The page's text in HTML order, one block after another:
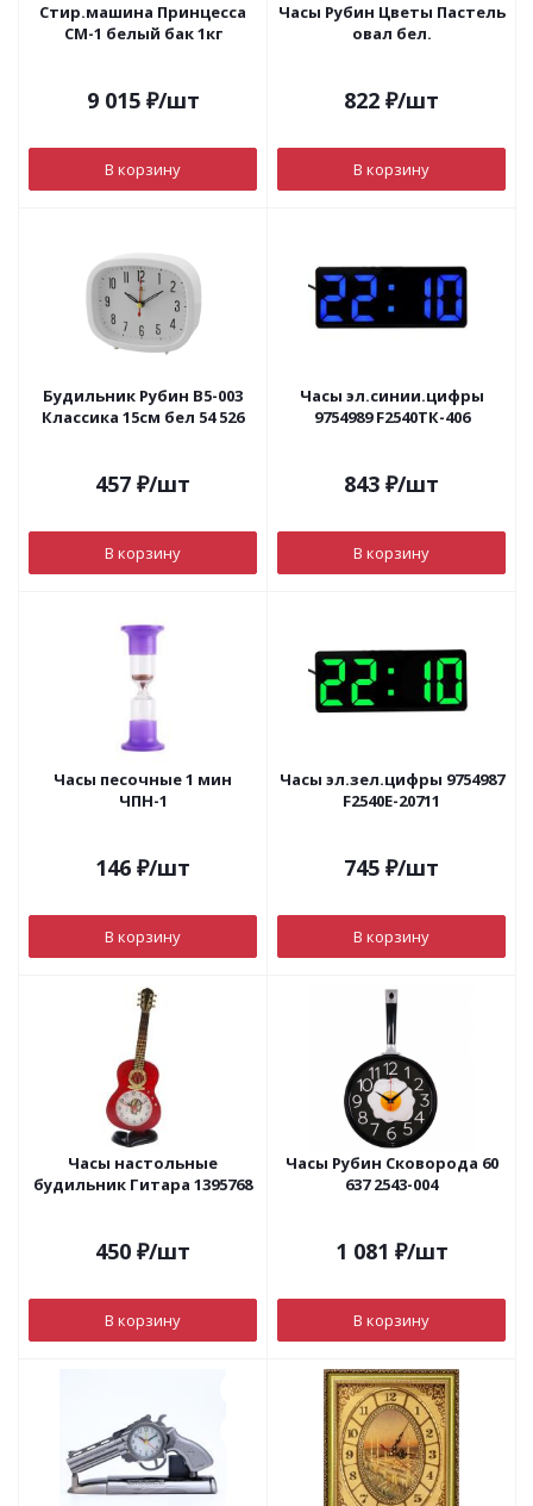
Стир.машина Принцесса
СМ-1 белый бак 1кг
9 015₽/шт
В корзину
Часы Рубин Цветы Пастель
овал бел.
822 ₽/шт
В корзину
Будильник Рубин В5-003
Классика 15см бел 54 526
457 ₽/шт
В корзину
Часы эл.синии.цифры
9754989 F2540ТК-406
843 ₽/шт
В корзину
Часы песочные 1 мин
ЧПН-1
146 ₽/шт
В корзину
Часы эл.зел.цифры 9754987
F2540E-20711
745 ₽/шт
В корзину
Часы настольные
будильник Гитара 1395768
450 ₽/шт
В корзину
Часы Рубин Сковорода 60
637 2543-004
1 081 ₽/шт
В корзину